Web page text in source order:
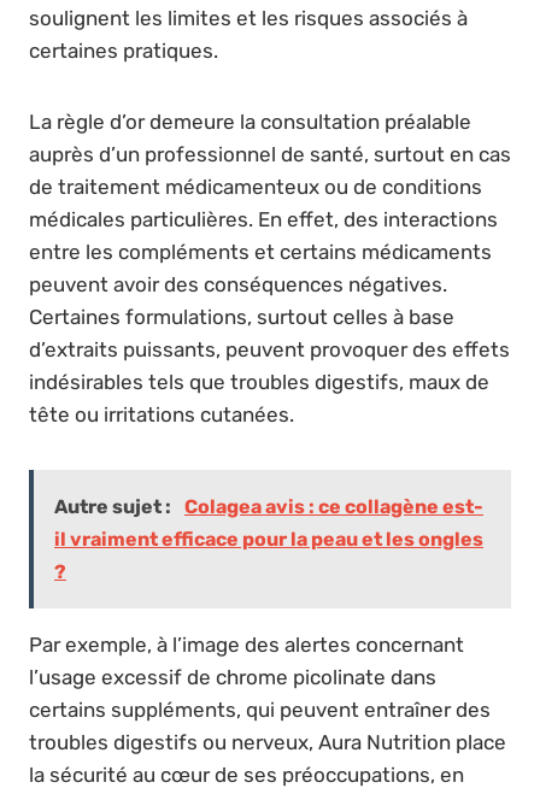
soulignent les limites et les risques associés à
certaines pratiques.
La règle d’or demeure la consultation préalable
auprès d’un professionnel de santé, surtout en cas
de traitement médicamenteux ou de conditions
médicales particulières. En effet, des interactions
entre les compléments et certains médicaments
peuvent avoir des conséquences négatives.
Certaines formulations, surtout celles à base
d’extraits puissants, peuvent provoquer des effets
indésirables tels que troubles digestifs, maux de
tête ou irritations cutanées.
Autre sujet :
Colagea avis : ce collagène est-
il vraiment efficace pour la peau et les ongles
?
Par exemple, à l’image des alertes concernant
l’usage excessif de chrome picolinate dans
certains suppléments, qui peuvent entraîner des
troubles digestifs ou nerveux, Aura Nutrition place
la sécurité au cœur de ses préoccupations, en